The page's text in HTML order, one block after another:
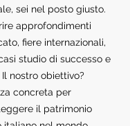
sei nel posto giusto.
approfondimenti
fiere internazionali,
studio di successo e
nostro obiettivo?
concreta per
il patrimonio